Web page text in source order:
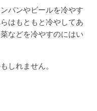
パンやビールを冷やす
はもともと冷やしてあ
などを冷やすのにはい
しれません。